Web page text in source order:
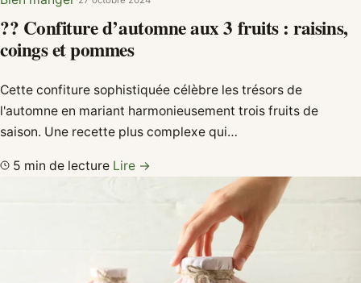
?‍? Confiture d’automne aux 3 fruits : raisins,
coings et pommes
Cette confiture sophistiquée célèbre les trésors de
l'automne en mariant harmonieusement trois fruits de
saison. Une recette plus complexe qui…
5 min de lecture Lire →